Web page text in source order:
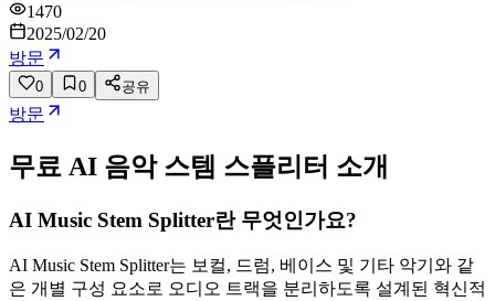
1470
2025/02/20
방문
0 0 공유
방문
무료 AI 음악 스템 스플리터 소개
AI Music Stem Splitter란 무엇인가요?
AI Music Stem Splitter는 보컬, 드럼, 베이스 및 기타 악기와 같
은 개별 구성 요소로 오디오 트랙을 분리하도록 설계된 혁신적